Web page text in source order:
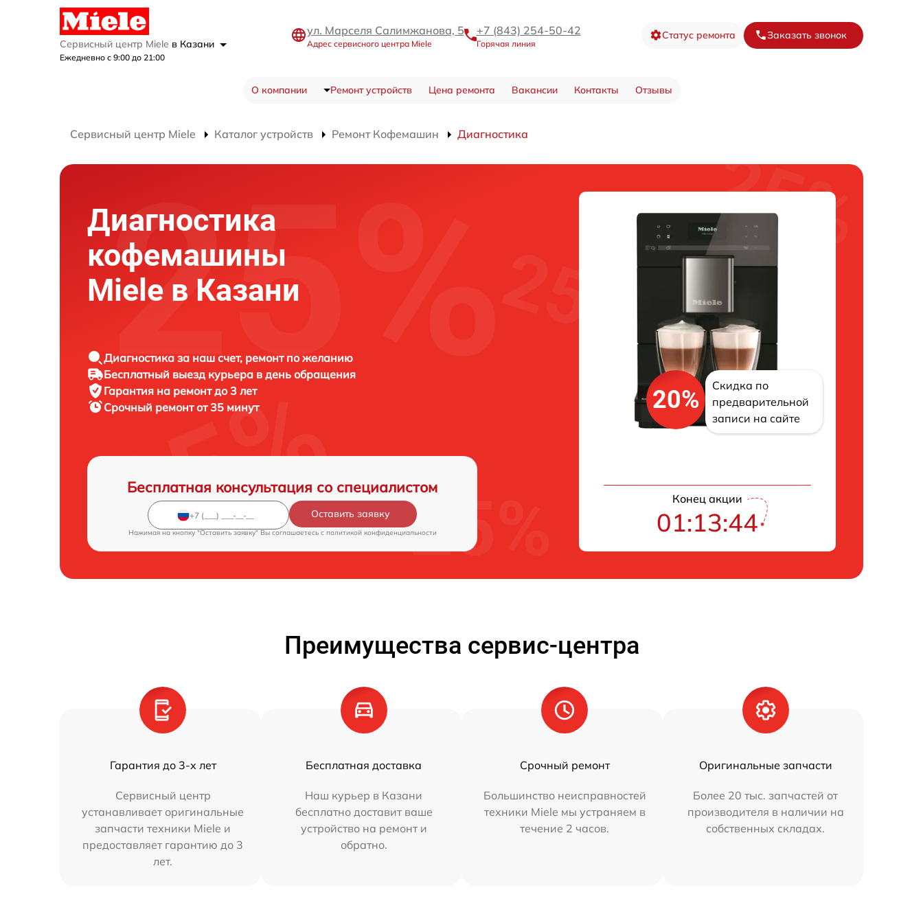
Сервисный центр Miele в Казани
Ежедневно с 9:00 до 21:00
ул. Марселя Салимжанова, 5
Адрес сервисного центра Miele
+7 (843) 254-50-42
Горячая линия
Статус ремонта Заказать звонок
О компании Ремонт устройств Цена ремонта Вакансии Контакты Отзывы
Сервисный центр Miele Каталог устройств Ремонт Кофемашин Диагностика
Диагностика
кофемашины
Miele в Казани
Диагностика за наш счет, ремонт по желанию
Бесплатный выезд курьера в день обращения
Гарантия на ремонт до 3 лет
Срочный ремонт от 35 минут
Бесплатная консультация со специалистом
Оставить заявку
Нажимая на кнопку "Оставить заявку" Вы соглашаетесь c политикой конфиденциальности
20%
Скидка по
предварительной
записи на сайте
Конец акции
01:13:43
Преимущества сервис-центра
Гарантия до 3-х лет
Сервисный центр
устанавливает оригинальные
запчасти техники Miele и
предоставляет гарантию до 3
лет.
Бесплатная доставка
Наш курьер в Казани
бесплатно доставит ваше
устройство на ремонт и
обратно.
Срочный ремонт
Большинство неисправностей
техники Miele мы устраняем в
течение 2 часов.
Оригинальные запчасти
Более 20 тыс. запчастей от
производителя в наличии на
собственных складах.